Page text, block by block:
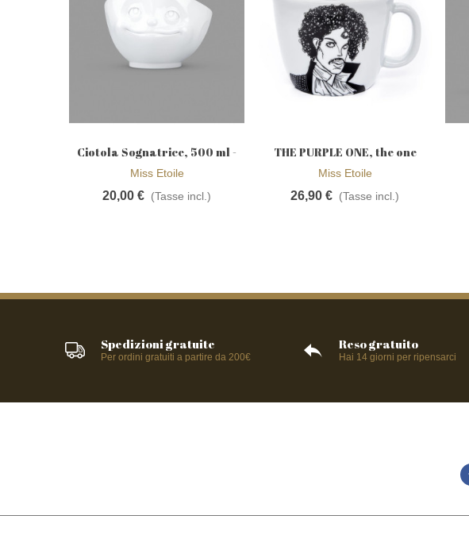
Aggiungi alla wishlist
Ciotola Sognatrice, 500 ml -
Tassen
Miss Etoile
20,00 € (Tasse incl.)
Aggiungi alla wishlist
THE PURPLE ONE, the one
who changed his name
Miss Etoile
26,90 € (Tasse incl.)
Spedizioni gratuite
Per ordini gratuiti a partire da 200€
Reso gratuito
Hai 14 giorni per ripensarci